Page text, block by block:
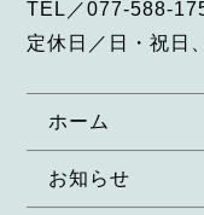
TEL／077-588-
定休日／日・祝日
ホーム
お知らせ